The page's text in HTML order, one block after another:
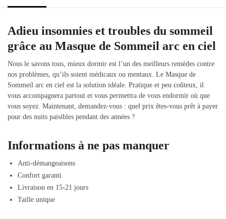
Adieu insomnies et troubles du sommeil
grâce au Masque de Sommeil arc en ciel
Nous le savons tous, mieux dormir est l’un des meilleurs remèdes contre
nos problèmes, qu’ils soient médicaux ou mentaux. Le Masque de
Sommeil arc en ciel est la solution idéale. Pratique et peu coûteux, il
vous accompagnera partout et vous permettra de vous endormir où que
vous soyez. Maintenant, demandez-vous : quel prix êtes-vous prêt à payer
pour des nuits paisibles pendant des années ?
Informations à ne pas manquer
Anti-démangeaisons
Confort garanti
Livraison en 15-21 jours
Taille unique